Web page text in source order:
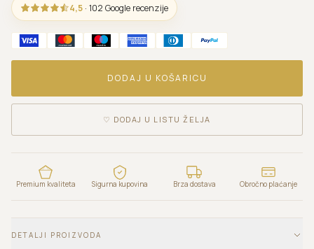
4,5 · 102 Google recenzije
DODAJ U KOŠARICU
♡ DODAJ U LISTU ŽELJA
Premium kvaliteta Sigurna kupovina Brza dostava Obročno plaćanje
DETALJI PROIZVODA